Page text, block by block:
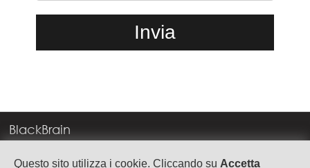
Questo sito utilizza i cookie. Cliccando su Accetta
BlackBrain
Corso Milano, 83